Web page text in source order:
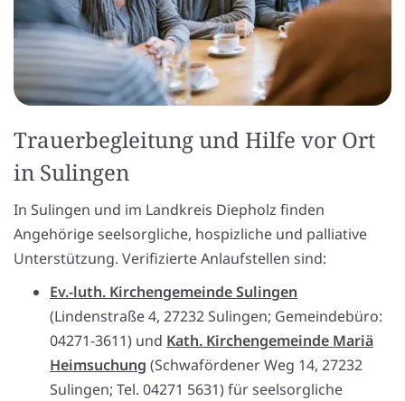
Trauerbegleitung und Hilfe vor Ort
in Sulingen
In Sulingen und im Landkreis Diepholz finden
Angehörige seelsorgliche, hospizliche und palliative
Unterstützung. Verifizierte Anlaufstellen sind:
Ev.-luth. Kirchengemeinde Sulingen
(Lindenstraße 4, 27232 Sulingen; Gemeindebüro:
04271-3611) und Kath. Kirchengemeinde Mariä
Heimsuchung (Schwafördener Weg 14, 27232
Sulingen; Tel. 04271 5631) für seelsorgliche